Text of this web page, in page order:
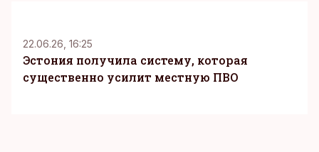
22.06.26, 16:25
Эстония получила систему, которая
существенно усилит местную ПВО